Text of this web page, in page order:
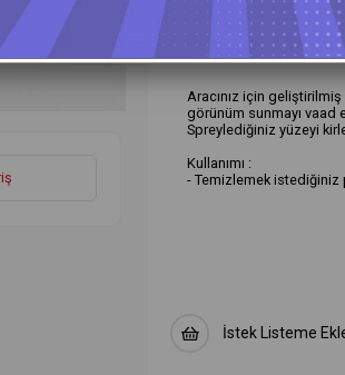
Ürün Özellikleri
Aracınız için
görünüm sunmayı vaad
Spreylediğiniz yüzeyi
Kullanımı :
- Temizlemek istediğiniz
İstek Listeme